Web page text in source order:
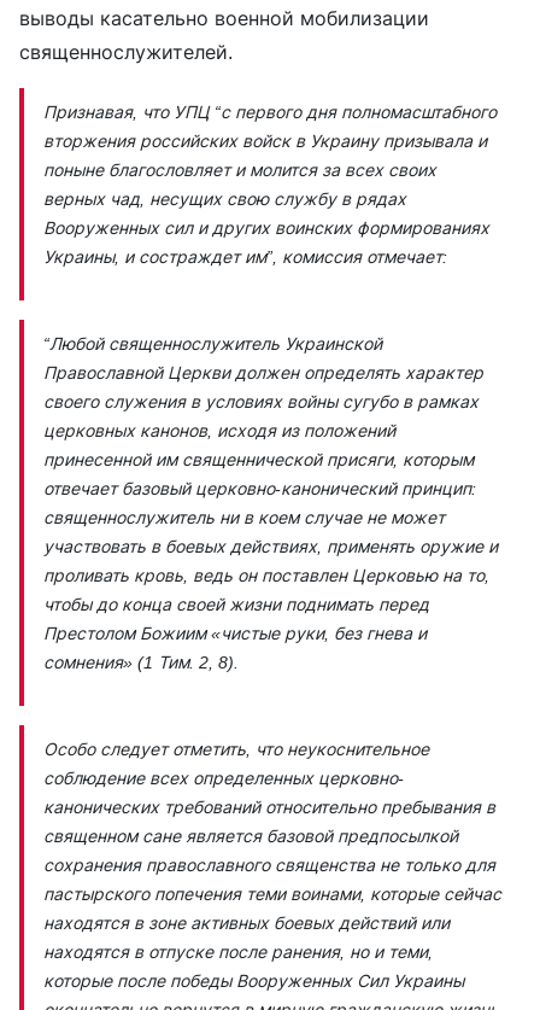
выводы касательно военной мобилизации
священнослужителей.
Признавая, что УПЦ “с первого дня полномасштабного
вторжения российских войск в Украину призывала и
поныне благословляет и молится за всех своих
верных чад, несущих свою службу в рядах
Вооруженных сил и других воинских формированиях
Украины, и состраждет им”, комиссия отмечает:
“Любой священнослужитель Украинской
Православной Церкви должен определять характер
своего служения в условиях войны сугубо в рамках
церковных канонов, исходя из положений
принесенной им священнической присяги, которым
отвечает базовый церковно-канонический принцип:
священнослужитель ни в коем случае не может
участвовать в боевых действиях, применять оружие и
проливать кровь, ведь он поставлен Церковью на то,
чтобы до конца своей жизни поднимать перед
Престолом Божиим «чистые руки, без гнева и
сомнения» (1 Тим. 2, 8).
Особо следует отметить, что неукоснительное
соблюдение всех определенных церковно-
канонических требований относительно пребывания в
священном сане является базовой предпосылкой
сохранения православного священства не только для
пастырского попечения теми воинами, которые сейчас
находятся в зоне активных боевых действий или
находятся в отпуске после ранения, но и теми,
которые после победы Вооруженных Сил Украины